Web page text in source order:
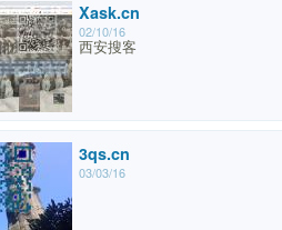
Xask.cn
02/10/16
西安搜客
3qs.cn
03/03/16